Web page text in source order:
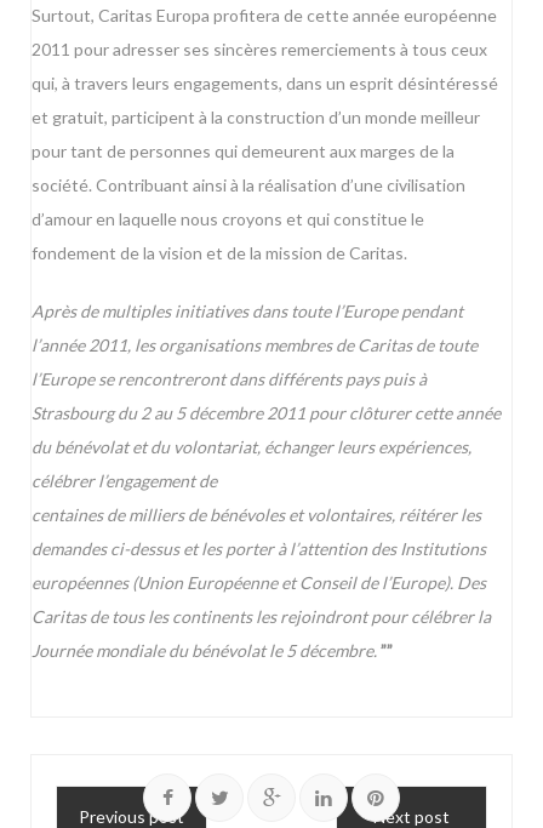
Surtout, Caritas Europa profitera de cette année européenne
2011 pour adresser ses sincères remerciements à tous ceux
qui, à travers leurs engagements, dans un esprit désintéressé
et gratuit, participent à la construction d’un monde meilleur
pour tant de personnes qui demeurent aux marges de la
société. Contribuant ainsi à la réalisation d’une civilisation
d’amour en laquelle nous croyons et qui constitue le
fondement de la vision et de la mission de Caritas.
Après de multiples initiatives dans toute l’Europe pendant
l’année 2011, les organisations membres de Caritas de toute
l’Europe se rencontreront dans différents pays puis à
Strasbourg du 2 au 5 décembre 2011 pour clôturer cette année
du bénévolat et du volontariat, échanger leurs expériences,
célébrer l’engagement de
centaines de milliers de bénévoles et volontaires, réitérer les
demandes ci-dessus et les porter à l’attention des Institutions
européennes (Union Européenne et Conseil de l’Europe). Des
Caritas de tous les continents les rejoindront pour célébrer la
Journée mondiale du bénévolat le 5 décembre.””
Previous post Next post